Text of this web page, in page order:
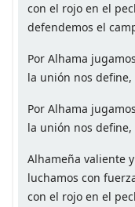
con el rojo en el
defendemos el
Por Alhama
la unión nos
Por Alhama
la unión nos
Alhameña valiente
luchamos con
con el rojo en el